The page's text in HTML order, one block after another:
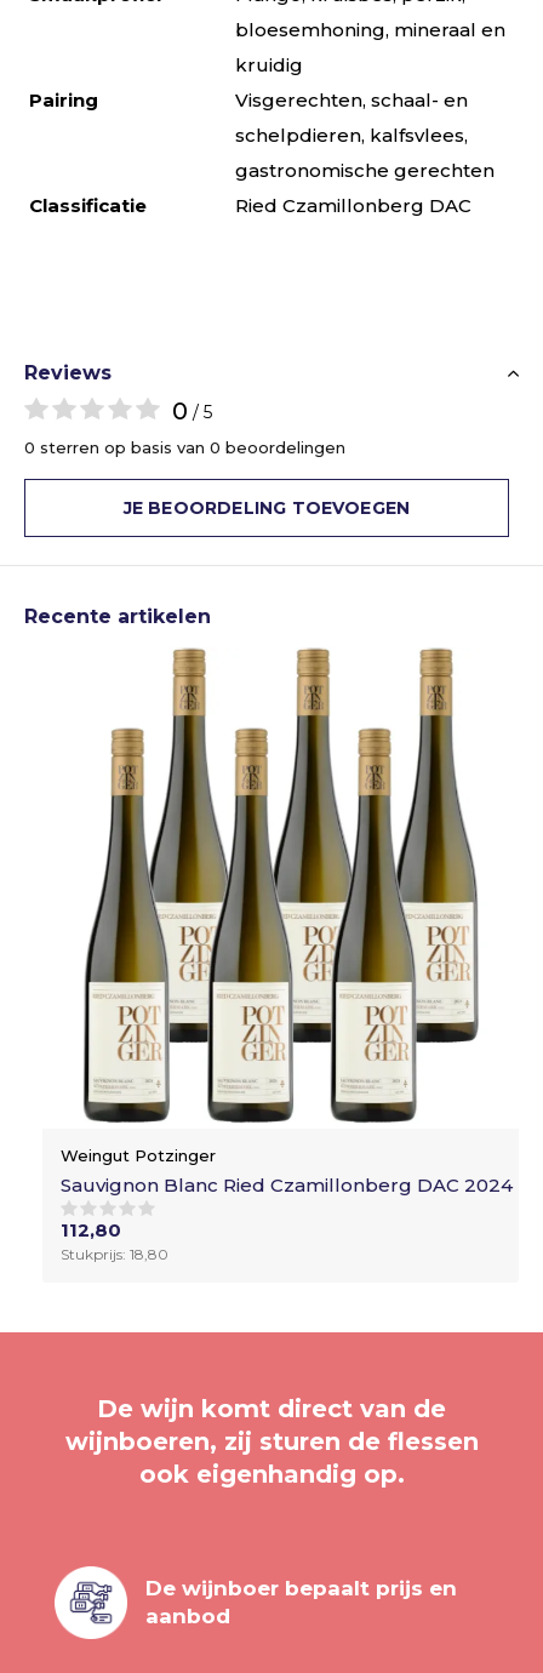
bloesemhoning, mineraal en
kruidig
Pairing
Visgerechten, schaal- en
schelpdieren, kalfsvlees,
gastronomische gerechten
Classificatie
Ried Czamillonberg DAC
Reviews
0 / 5
0 sterren op basis van 0 beoordelingen
JE BEOORDELING TOEVOEGEN
Recente artikelen
Weingut Potzinger
Sauvignon Blanc Ried Czamillonberg DAC 2024
112,80
Stukprijs: 18,80
De wijn komt direct van de
wijnboeren, zij sturen de flessen
ook eigenhandig op.
De wijnboer bepaalt prijs en
aanbod